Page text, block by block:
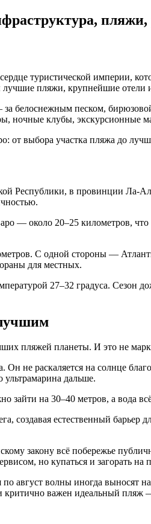
пляжи,
туристической империи,
пляжи, крупнейшие отели
белоснежным песком,
ночные клубы, экскурсионные
от выбора участка пляжа до
Республики, в провинции Ла-
— около 20–25 километров,
С одной стороны —
для местных.
27–32 градуса. Сезон
пляжей планеты. И это не
не раскаляется на солнце
ультрамарина дальше.
зайти на 30–40 метров, а вода
создавая естественный
закону всё побережье
но купаться и загорать на
август волны иногда
важен идеальный пляж